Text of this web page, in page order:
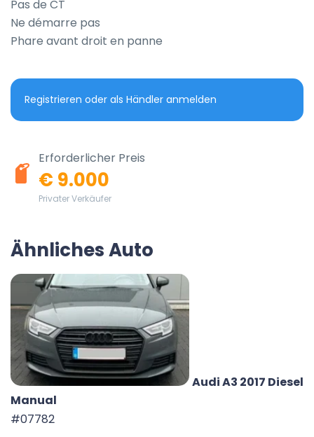
Pas de CT
Ne démarre pas
Phare avant droit en panne
Registrieren oder als Händler anmelden
Erforderlicher Preis
€ 9.000
Privater Verkäufer
Ähnliches Auto
Audi A3 2017 Diesel
Manual
#07782